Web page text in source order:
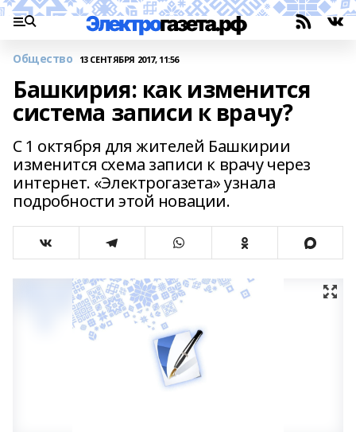
Общество 13 СЕНТЯБРЯ 2017, 11:56
Башкирия: как изменится
система записи к врачу?
С 1 октября для жителей Башкирии
изменится схема записи к врачу через
интернет. «Электрогазета» узнала
подробности этой новации.